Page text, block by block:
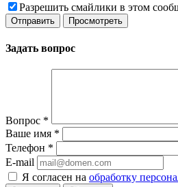
Разрешить смайлики в этом
Задать вопрос
Вопрос *
Ваше имя *
Телефон *
E-mail
Я согласен на обработку